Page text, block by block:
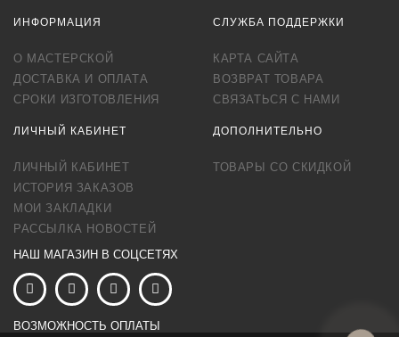
ИНФОРМАЦИЯ
О МАСТЕРСКОЙ
ДОСТАВКА И ОПЛАТА
СРОКИ ИЗГОТОВЛЕНИЯ
СЛУЖБА ПОДДЕРЖКИ
КАРТА САЙТА
ВОЗВРАТ ТОВАРА
СВЯЗАТЬСЯ С НАМИ
ЛИЧНЫЙ КАБИНЕТ
ЛИЧНЫЙ КАБИНЕТ
ИСТОРИЯ ЗАКАЗОВ
МОИ ЗАКЛАДКИ
РАССЫЛКА НОВОСТЕЙ
ДОПОЛНИТЕЛЬНО
ТОВАРЫ СО СКИДКОЙ
НАШ МАГАЗИН В СОЦСЕТЯХ
ВОЗМОЖНОСТЬ ОПЛАТЫ